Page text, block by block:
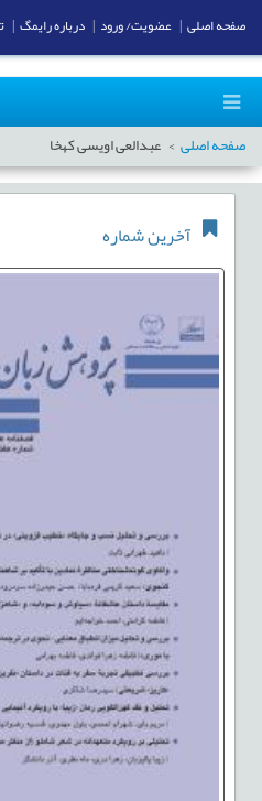
صفحه اصلی عبدالعی اویسی کهخا
آخرین شماره
صفحه اصلی عضویت/ ورود درباره رایمگ